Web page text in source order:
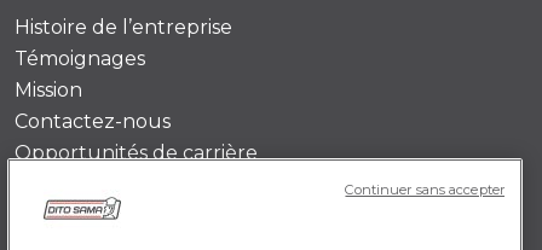
Histoire de l’entreprise
Témoignages
Mission
Contactez-nous
Opportunités de carrière
POLICY FR
Continuer sans accepter